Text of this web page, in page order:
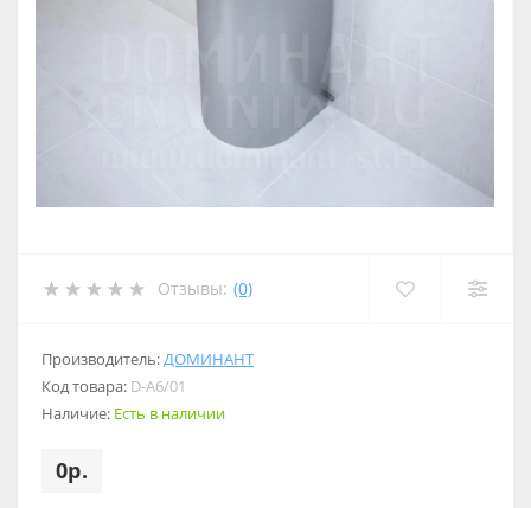
Отзывы: (0)
Производитель:ДОМИНАНТ
Код товара: D-A6/01
Наличие: Есть в наличии
0р.